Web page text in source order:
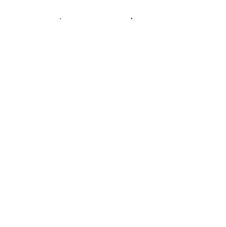
Arte y suculentas